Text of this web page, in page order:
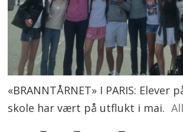
«BRANNTÅRNET» I PARIS: Elever
skole har vært på utflukt i mai.